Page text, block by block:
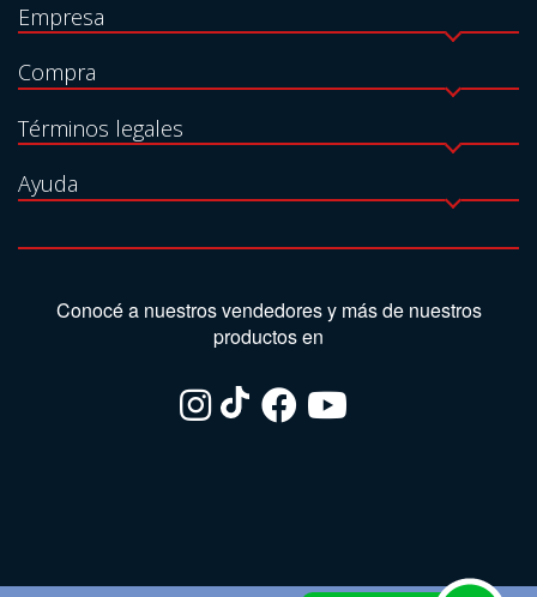
Empresa
Compra
Términos legales
Ayuda
Conocé a nuestros vendedores y más de nuestros
productos en